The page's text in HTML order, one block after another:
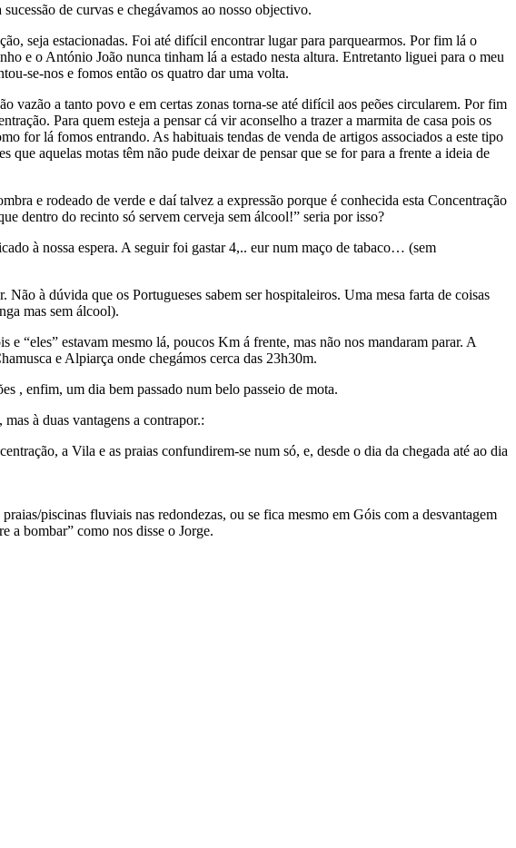
de curvas e chegávamos ao nosso objectivo.
seja estacionadas. Foi até difícil encontrar lugar para parquearmos. Por fim lá o
e o António João nunca tinham lá a estado nesta altura. Entretanto liguei para o meu
se-nos e fomos então os quatro dar uma volta.
vazão a tanto povo e em certas zonas torna-se até difícil aos peões circularem. Por fim
Para quem esteja a pensar cá vir aconselho a trazer a marmita de casa pois os
for lá fomos entrando. As habituais tendas de venda de artigos associados a este tipo
aquelas motas têm não pude deixar de pensar que se for para a frente a ideia de
e rodeado de verde e daí talvez a expressão porque é conhecida esta Concentração
dentro do recinto só servem cerveja sem álcool!” seria por isso?
à nossa espera. A seguir foi gastar 4,.. eur num maço de tabaco… (sem
à dúvida que os Portugueses sabem ser hospitaleiros. Uma mesa farta de coisas
mas sem álcool).
“eles” estavam mesmo lá, poucos Km á frente, mas não nos mandaram parar. A
e Alpiarça onde chegámos cerca das 23h30m.
, enfim, um dia bem passado num belo passeio de mota.
à duas vantagens a contrapor.:
a Vila e as praias confundirem-se num só, e, desde o dia da chegada até ao dia
piscinas fluviais nas redondezas, ou se fica mesmo em Góis com a desvantagem
a bombar” como nos disse o Jorge.